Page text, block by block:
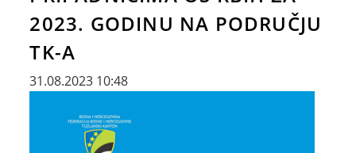
2023. GODINU NA PODRUČJU
TK-A
31.08.2023 10:48